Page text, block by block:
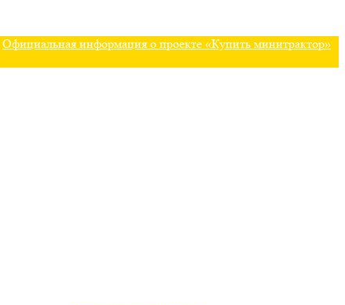
Официальная информация о проекте «Купить минитрактор»